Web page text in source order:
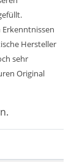
Hersteller
sehr
Original